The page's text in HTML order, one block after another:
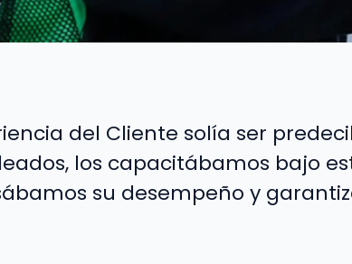
del Cliente solía ser
los capacitábamos bajo
su desempeño y